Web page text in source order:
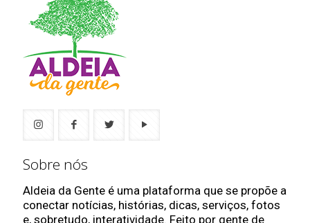
Sobre nós
Aldeia da Gente é uma plataforma que se propõe a
conectar notícias, histórias, dicas, serviços, fotos
e, sobretudo, interatividade. Feito por gente de